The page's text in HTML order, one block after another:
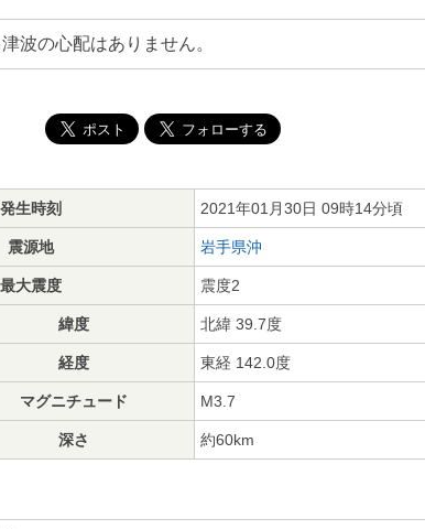
波の心配はありません。
発生時刻 2021年01月30日 09時14分頃
震源地 岩手県沖
最大震度 震度2
緯度 北緯 39.7度
経度 東経 142.0度
マグニチュード M3.7
深さ 約60km